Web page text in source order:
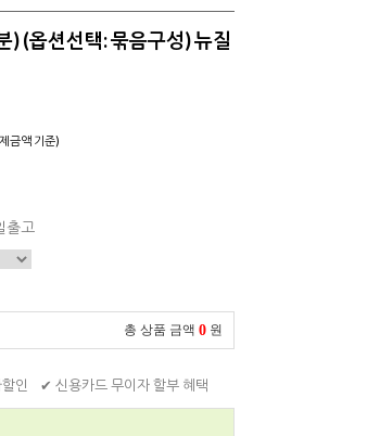
) (옵션선택: 묶음구성) 뉴질
금액 기준)
출고
총 상품 금액 0 원
인 ✔ 신용카드 무이자 할부 혜택